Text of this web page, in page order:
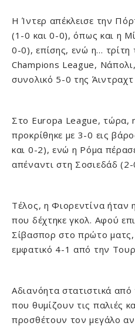
Η Ίντερ απέκλεισε την
(1-0 και 0-0), όπως και η
0-0), επίσης, ενώ η… τρίτη
Champions League,
συνολικό 5-0 της
Στο Europa League, τώρα,
προκρίθηκε με 3-0 εις
και 0-2), ενώ η Ρόμα
απέναντι στη Σοσιεδάδ (2-
Τέλος, η Φιορεντίνα ήταν
που δέχτηκε γκολ. Αφού
Σίβασπορ στο πρώτο ματς,
εμφατικό 4-1 από την
Αδιανόητα στατιστικά
που θυμίζουν τις παλιές
προσθέτουν τον μεγάλο